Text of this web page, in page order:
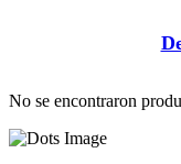
No se encontraron